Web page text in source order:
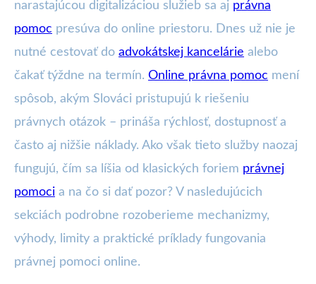
narastajúcou digitalizáciou služieb sa aj právna
pomoc presúva do online priestoru. Dnes už nie je
nutné cestovať do advokátskej kancelárie alebo
čakať týždne na termín. Online právna pomoc mení
spôsob, akým Slováci pristupujú k riešeniu
právnych otázok – prináša rýchlosť, dostupnosť a
často aj nižšie náklady. Ako však tieto služby naozaj
fungujú, čím sa líšia od klasických foriem právnej
pomoci a na čo si dať pozor? V nasledujúcich
sekciách podrobne rozoberieme mechanizmy,
výhody, limity a praktické príklady fungovania
právnej pomoci online.